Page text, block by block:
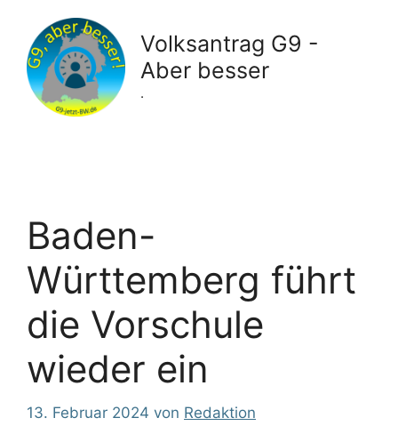
Inhalt
springen
Volksantrag G9 -
Aber besser
.
Baden-
Württemberg führt
die Vorschule
wieder ein
13. Februar 2024 von Redaktion